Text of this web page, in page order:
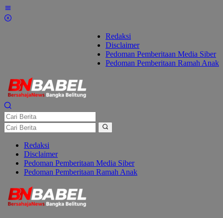
Lewati
ke
Redaksi
Disclaimer
Pedoman Pemberitaan Media Siber
Pedoman Pemberitaan Ramah Anak
Redaksi
Disclaimer
Pedoman Pemberitaan Media Siber
Pedoman Pemberitaan Ramah Anak